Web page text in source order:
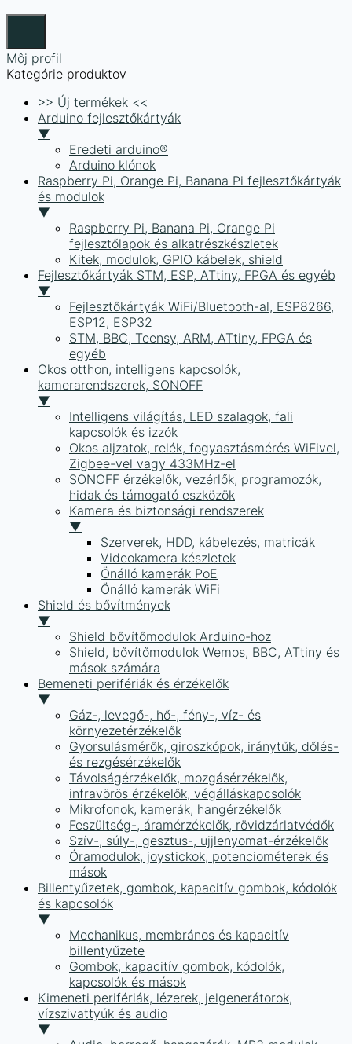
Môj profil
Kategórie produktov
>> Új termékek <<
Arduino fejlesztőkártyák
▼
Eredeti arduino®
Arduino klónok
Raspberry Pi, Orange Pi, Banana Pi fejlesztőkártyák
és modulok
▼
Raspberry Pi, Banana Pi, Orange Pi
fejlesztőlapok és alkatrészkészletek
Kitek, modulok, GPIO kábelek, shield
Fejlesztőkártyák STM, ESP, ATtiny, FPGA és egyéb
▼
Fejlesztőkártyák WiFi/Bluetooth-al, ESP8266,
ESP12, ESP32
STM, BBC, Teensy, ARM, ATtiny, FPGA és
egyéb
Okos otthon, intelligens kapcsolók,
kamerarendszerek, SONOFF
▼
Intelligens világítás, LED szalagok, fali
kapcsolók és izzók
Okos aljzatok, relék, fogyasztásmérés WiFivel,
Zigbee-vel vagy 433MHz-el
SONOFF érzékelők, vezérlők, programozók,
hidak és támogató eszközök
Kamera és biztonsági rendszerek
▼
Szerverek, HDD, kábelezés, matricák
Videokamera készletek
Önálló kamerák PoE
Önálló kamerák WiFi
Shield és bővítmények
▼
Shield bővítőmodulok Arduino-hoz
Shield, bővítőmodulok Wemos, BBC, ATtiny és
mások számára
Bemeneti perifériák és érzékelők
▼
Gáz-, levegő-, hő-, fény-, víz- és
környezetérzékelők
Gyorsulásmérők, giroszkópok, iránytűk, dőlés-
és rezgésérzékelők
Távolságérzékelők, mozgásérzékelők,
infravörös érzékelők, végálláskapcsolók
Mikrofonok, kamerák, hangérzékelők
Feszültség-, áramérzékelők, rövidzárlatvédők
Szív-, súly-, gesztus-, ujjlenyomat-érzékelők
Óramodulok, joystickok, potenciométerek és
mások
Billentyűzetek, gombok, kapacitív gombok, kódolók
és kapcsolók
▼
Mechanikus, membrános és kapacitív
billentyűzete
Gombok, kapacitív gombok, kódolók,
kapcsolók és mások
Kimeneti perifériák, lézerek, jelgenerátorok,
vízszivattyúk és audio
▼